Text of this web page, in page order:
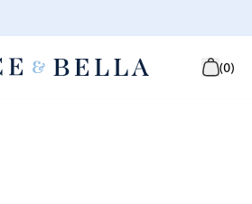
(0)